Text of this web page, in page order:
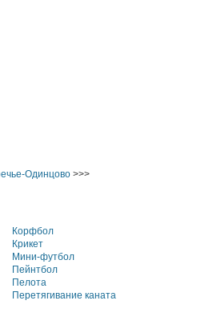
Одинцово>>>
Корфбол
Крикет
Мини-футбол
Пейнтбол
Пелота
Перетягивание каната